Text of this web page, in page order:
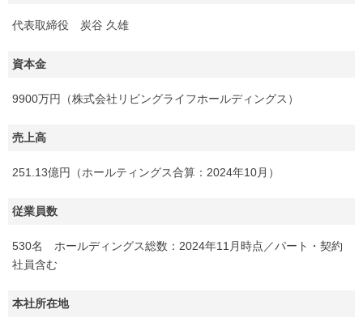
代表取締役 炭谷 久雄
資本金
9900万円（株式会社リビングライフホールディングス）
売上高
251.13億円（ホールティングス合算：2024年10月）
従業員数
530名 ホールディングス総数：2024年11月時点／パート・契約
社員含む
本社所在地